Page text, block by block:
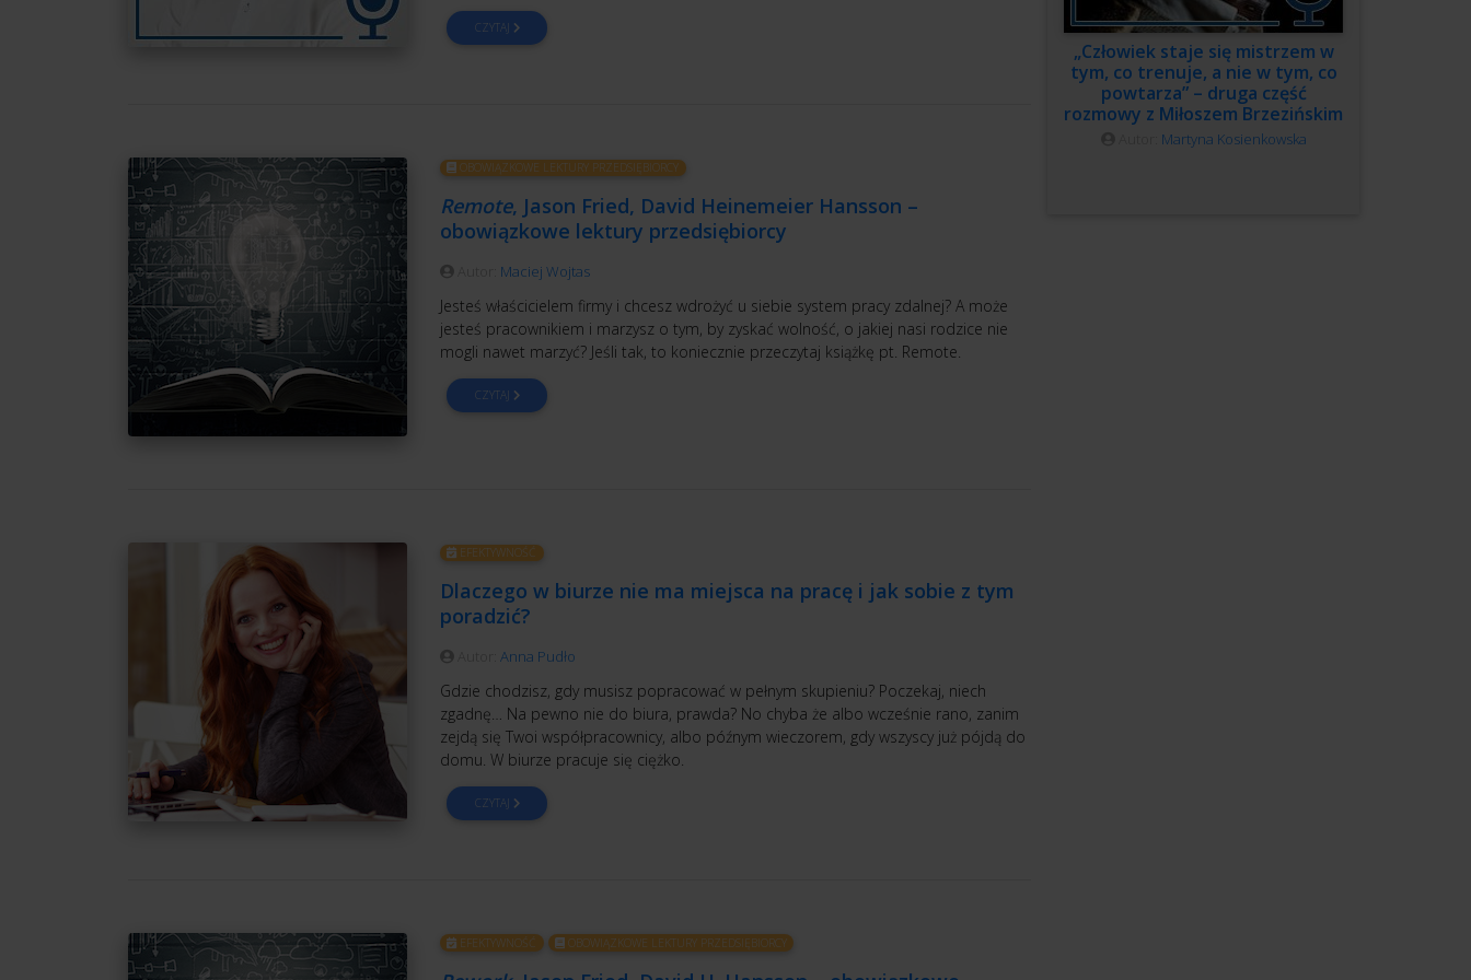
CZYTAJ
OBOWIĄZKOWE LEKTURY PRZEDSIĘBIORCY
Remote, Jason Fried, David Heinemeier Hansson –
obowiązkowe lektury przedsiębiorcy
Maciej Wojtas
Jesteś właścicielem firmy i chcesz wdrożyć u siebie system pracy zdalnej? A może
jesteś pracownikiem i marzysz o tym, by zyskać wolność, o jakiej nasi rodzice nie
mogli nawet marzyć? Jeśli tak, to koniecznie przeczytaj książkę pt. Remote.
CZYTAJ
EFEKTYWNOŚĆ
Dlaczego w biurze nie ma miejsca na pracę i jak sobie z tym
poradzić?
Anna Pudło
Gdzie chodzisz, gdy musisz popracować w pełnym skupieniu? Poczekaj, niech
zgadnę… Na pewno nie do biura, prawda? No chyba że albo wcześnie rano, zanim
zejdą się Twoi współpracownicy, albo późnym wieczorem, gdy wszyscy już pójdą do
domu. W biurze pracuje się ciężko.
CZYTAJ
EFEKTYWNOŚĆ OBOWIĄZKOWE LEKTURY PRZEDSIĘBIORCY
„Człowiek staje się mistrzem w
tym, co trenuje, a nie w tym, co
powtarza” – druga część
rozmowy z Miłoszem Brzezińskim
Martyna Kosienkowska